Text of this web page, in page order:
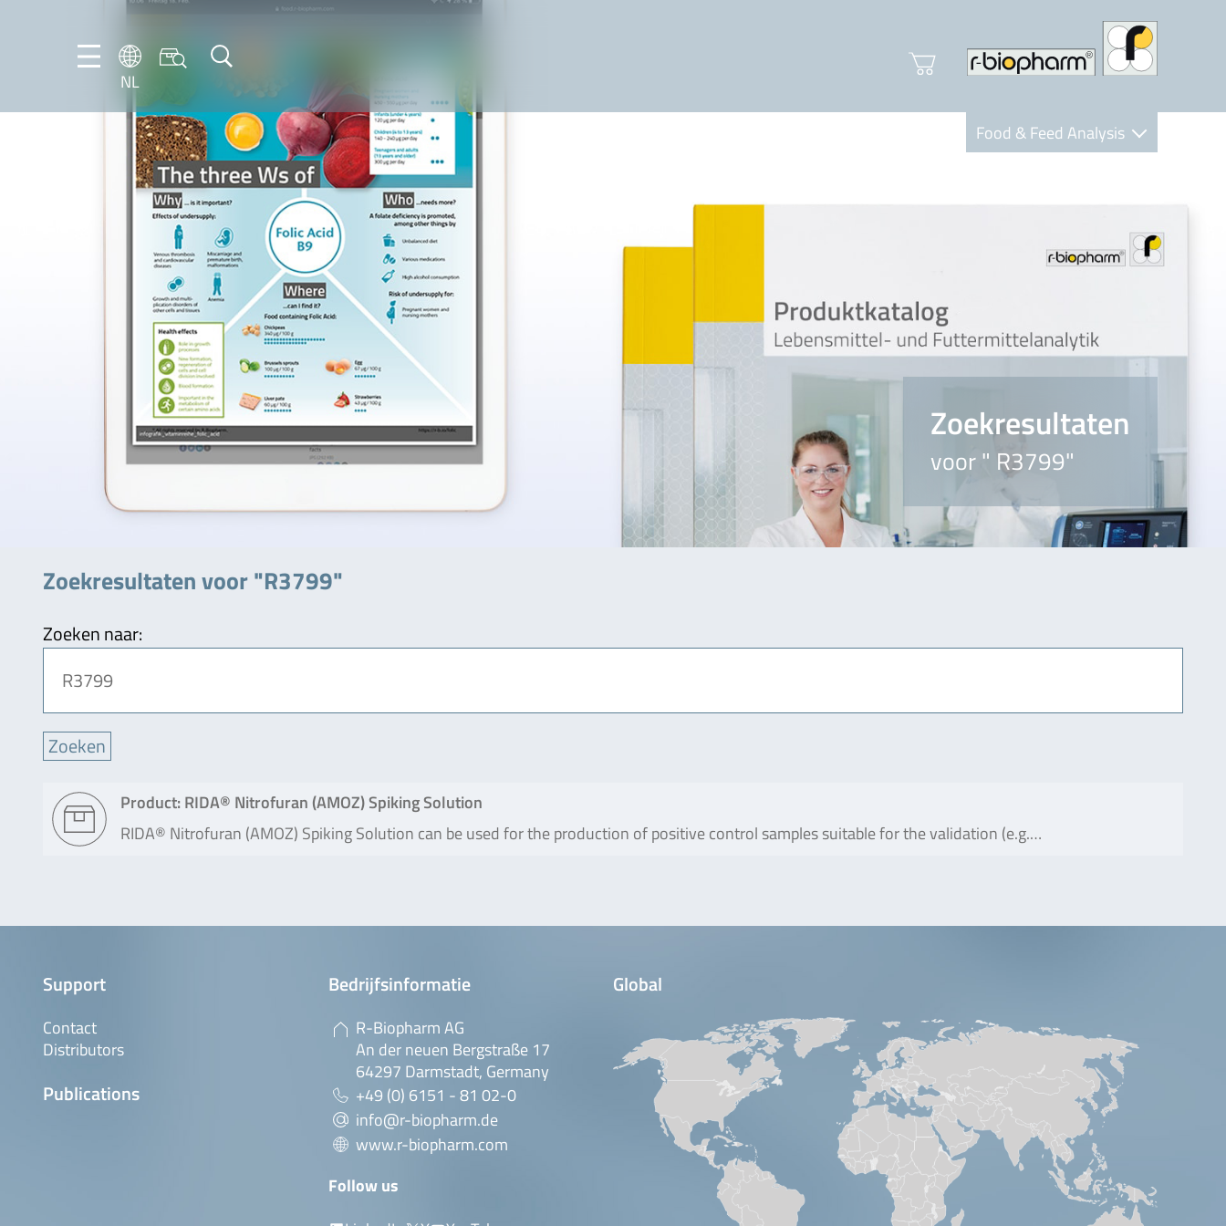
NL
DE
EN
Food & Feed Analysis
Nutrition Care
Zoekresultaten
voor " R3799"
Zoekresultaten voor "R3799"
Zoeken naar:
Product: RIDA® Nitrofuran (AMOZ) Spiking Solution
RIDA® Nitrofuran (AMOZ) Spiking Solution can be used for the production of positive control samples suitable for the validation (e.g.…
Support
Contact
Distributors
Publications
Bedrijfsinformatie
R-Biopharm AG
An der neuen Bergstraße 17
64297 Darmstadt, Germany
+49 (0) 6151 - 81 02-0
info@r-biopharm.de
www.r-biopharm.com
Follow us
Global